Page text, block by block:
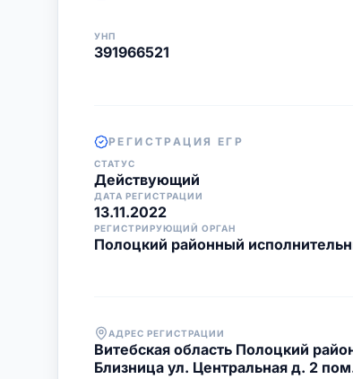
УНП
391966521
РЕГИСТРАЦИЯ ЕГР
СТАТУС
Действующий
ДАТА РЕГИСТРАЦИИ
13.11.2022
РЕГИСТРИРУЮЩИЙ ОРГАН
Полоцкий районный
АДРЕС РЕГИСТРАЦИИ
Витебская область Полоцкий
Близница ул. Центральная д. 2